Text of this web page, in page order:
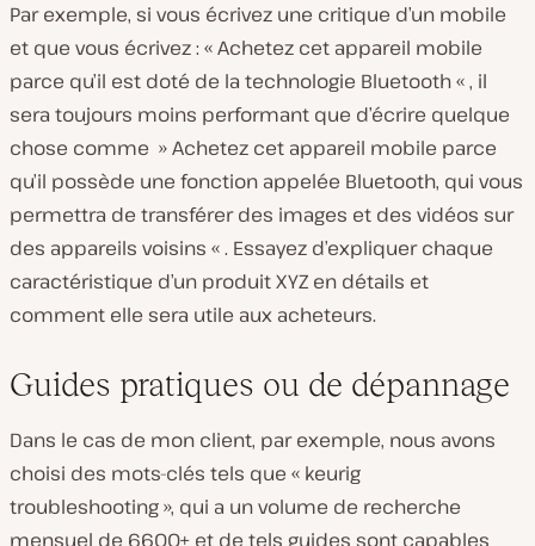
Par exemple, si vous écrivez une critique d’un mobile
et que vous écrivez : « Achetez cet appareil mobile
parce qu’il est doté de la technologie Bluetooth « , il
sera toujours moins performant que d’écrire quelque
chose comme » Achetez cet appareil mobile parce
qu’il possède une fonction appelée Bluetooth, qui vous
permettra de transférer des images et des vidéos sur
des appareils voisins « . Essayez d’expliquer chaque
caractéristique d’un produit XYZ en détails et
comment elle sera utile aux acheteurs.
Guides pratiques ou de dépannage
Dans le cas de mon client, par exemple, nous avons
choisi des mots-clés tels que « keurig
troubleshooting », qui a un volume de recherche
mensuel de 6600+ et de tels guides sont capables